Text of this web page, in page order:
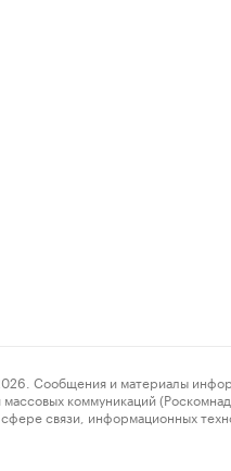
и материалы
коммуникаций
связи, информационных